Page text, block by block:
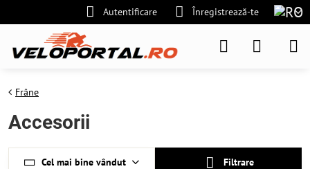
Autentificare Înregistrează-te
Frâne
Accesorii
Cel mai bine vândut Filtrare